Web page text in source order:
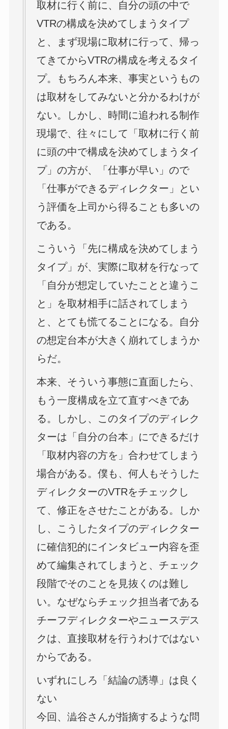
取材に行く前に、自分の頭の中で
VTRの構成を決めてしまうタイプ
と、まず現場に取材に行って、帰っ
てきてからVTRの構成を考えるタイ
プ。もちろん本来、事実というもの
は取材をしてみないと分かるわけが
ない。しかし、時間に追われる制作
現場で、往々にして「取材に行く前
に頭の中で構成を決めてしまうタイ
プ」の方が、「仕事が早い」ので
「仕事ができるディレクター」とい
う評価を上司から得ることも多いの
である。
こういう「先に構成を決めてしまう
タイプ」が、実際に取材を行なって
「自分が想定していたことと違うこ
と」を取材相手に話されてしまう
と、とても慌てることになる。自分
の想定台本が大きく崩れてしまうか
らだ。
本来、そういう事態に直面したら、
もう一度構成を立て直すべきであ
る。しかし、このタイプのディレク
ターは「自分の台本」にできるだけ
「取材内容の方を」合わせてしまう
場合がある。僕も、何人もそうした
ディレクターのVTRをチェックし
て、修正をさせたことがある。しか
し、こうしたタイプのディレクター
に確信犯的にインタビュー内容を歪
めて編集されてしまうと、チェック
段階でそのことを見抜くのは難し
い。なぜならチェック担当者である
チーフディレクターやニュースデス
クは、直接取材を行うわけではない
からである。
いずれにしろ「結論の誘導」は良く
ない
今回、澁谷さんが指摘するような問